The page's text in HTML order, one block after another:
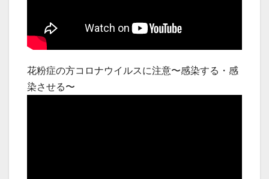
花粉症の方コロナウイルスに注意〜感染する・感
染させる〜